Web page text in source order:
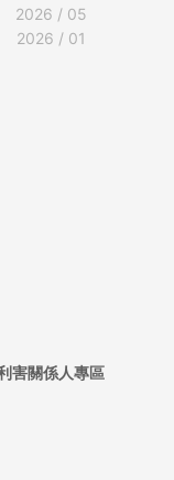
2026 / 05
2026 / 01
害關係人專區